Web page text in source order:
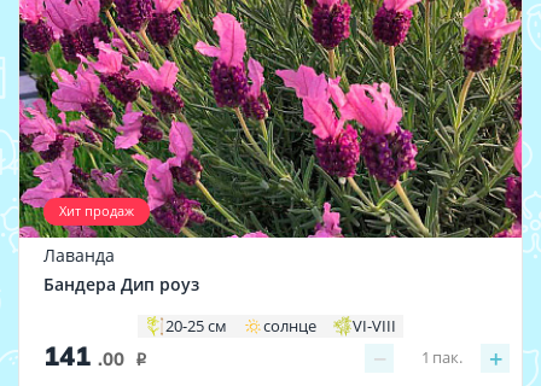
Хит продаж
Лаванда
Бандера Дип роуз
20-25 см солнце VI-VIII
141 .00 i − +
1 пак.